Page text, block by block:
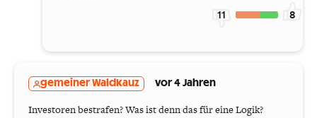
11 8
gemeiner Waldkauz vor 4 Jahren
Investoren bestrafen? Was ist denn das für eine Logik?